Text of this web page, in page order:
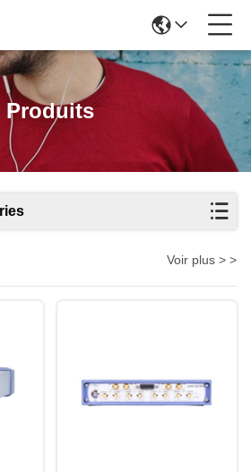
Produits
Voir plus > >